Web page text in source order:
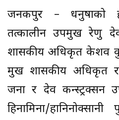
जनकपुर – धनुषाको
तत्कालीन उपप्रमुख रेणु
प्रशासकीय अधिकृत केशव
प्रमुख प्रशासकीय
जना र देव कन्स्ट्रक्सन
हिनामिना/हानिनोक्सानी